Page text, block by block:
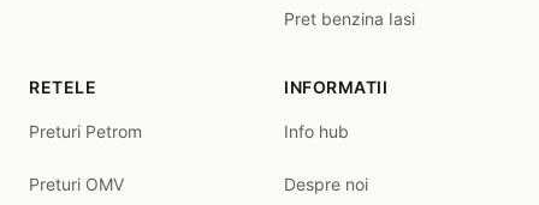
Pret benzina Iasi
RETELE
Preturi Petrom
Preturi OMV
INFORMATII
Info hub
Despre noi